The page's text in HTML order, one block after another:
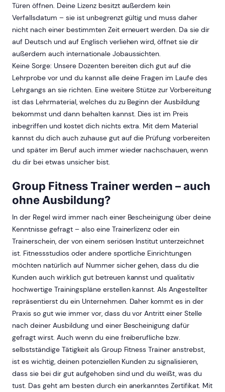
Türen öffnen. Deine Lizenz besitzt außerdem kein
Verfallsdatum – sie ist unbegrenzt gültig und muss daher
nicht nach einer bestimmten Zeit erneuert werden. Da sie dir
auf Deutsch und auf Englisch verliehen wird, öffnet sie dir
außerdem auch internationale Jobaussichten.
Keine Sorge: Unsere Dozenten bereiten dich gut auf die
Lehrprobe vor und du kannst alle deine Fragen im Laufe des
Lehrgangs an sie richten. Eine weitere Stütze zur Vorbereitung
ist das Lehrmaterial, welches du zu Beginn der Ausbildung
bekommst und dann behalten kannst. Dies ist im Preis
inbegriffen und kostet dich nichts extra. Mit dem Material
kannst du dich auch zuhause gut auf die Prüfung vorbereiten
und später im Beruf auch immer wieder nachschauen, wenn
du dir bei etwas unsicher bist.
Group Fitness Trainer werden – auch
ohne Ausbildung?
In der Regel wird immer nach einer Bescheinigung über deine
Kenntnisse gefragt – also eine Trainerlizenz oder ein
Trainerschein, der von einem seriösen Institut unterzeichnet
ist. Fitnessstudios oder andere sportliche Einrichtungen
möchten natürlich auf Nummer sicher gehen, dass du die
Kunden auch wirklich gut betreuen kannst und qualitativ
hochwertige Trainingspläne erstellen kannst. Als Angestellter
repräsentierst du ein Unternehmen. Daher kommt es in der
Praxis so gut wie immer vor, dass du vor Antritt einer Stelle
nach deiner Ausbildung und einer Bescheinigung dafür
gefragt wirst. Auch wenn du eine freiberufliche bzw.
selbstständige Tätigkeit als Group Fitness Trainer anstrebst,
ist es wichtig, deinen potenziellen Kunden zu signalisieren,
dass sie bei dir gut aufgehoben sind und du weißt, was du
tust. Das geht am besten durch ein anerkanntes Zertifikat. Mit